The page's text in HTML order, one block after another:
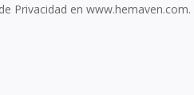
Privacidad en www.hemaven.com.